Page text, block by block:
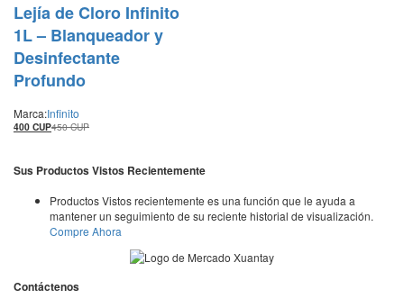
Lejía de Cloro Infinito
1L – Blanqueador y
Desinfectante
Profundo
Marca:Infinito
400 CUP450CUP
Sus Productos Vistos Recientemente
Productos Vistos recientemente es una función que le ayuda a
mantener un seguimiento de su reciente historial de visualización.
Compre Ahora
Contáctenos